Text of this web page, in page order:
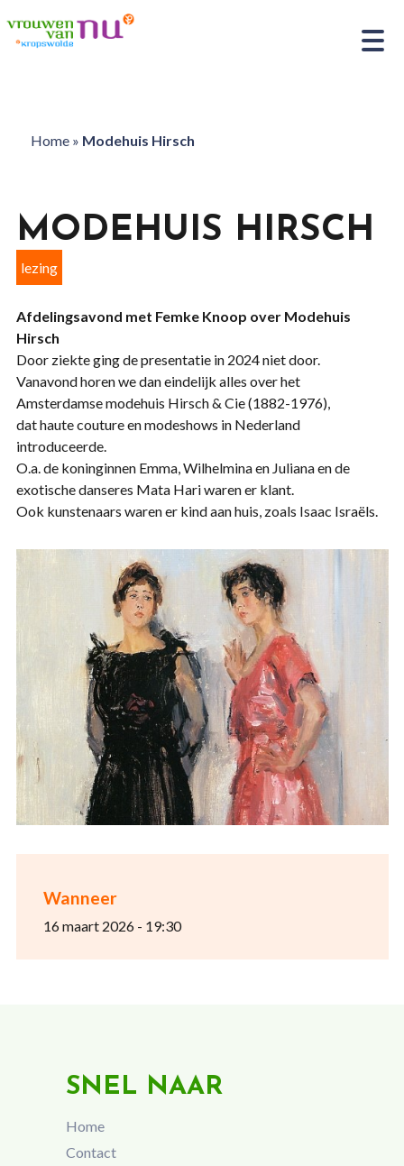
Home» Modehuis Hirsch
Wanneer
16 maart 2026 - 19:30
MODEHUIS HIRSCH
lezing
Afdelingsavond met Femke Knoop over Modehuis
Hirsch
Door ziekte ging de presentatie in 2024 niet door.
Vanavond horen we dan eindelijk alles over het
Amsterdamse modehuis Hirsch & Cie (1882-1976),
dat haute couture en modeshows in Nederland
introduceerde.
O.a. de koninginnen Emma, Wilhelmina en Juliana en de
exotische danseres Mata Hari waren er klant.
Ook kunstenaars waren er kind aan huis, zoals Isaac Israëls.
SNEL NAAR
Home
Contact